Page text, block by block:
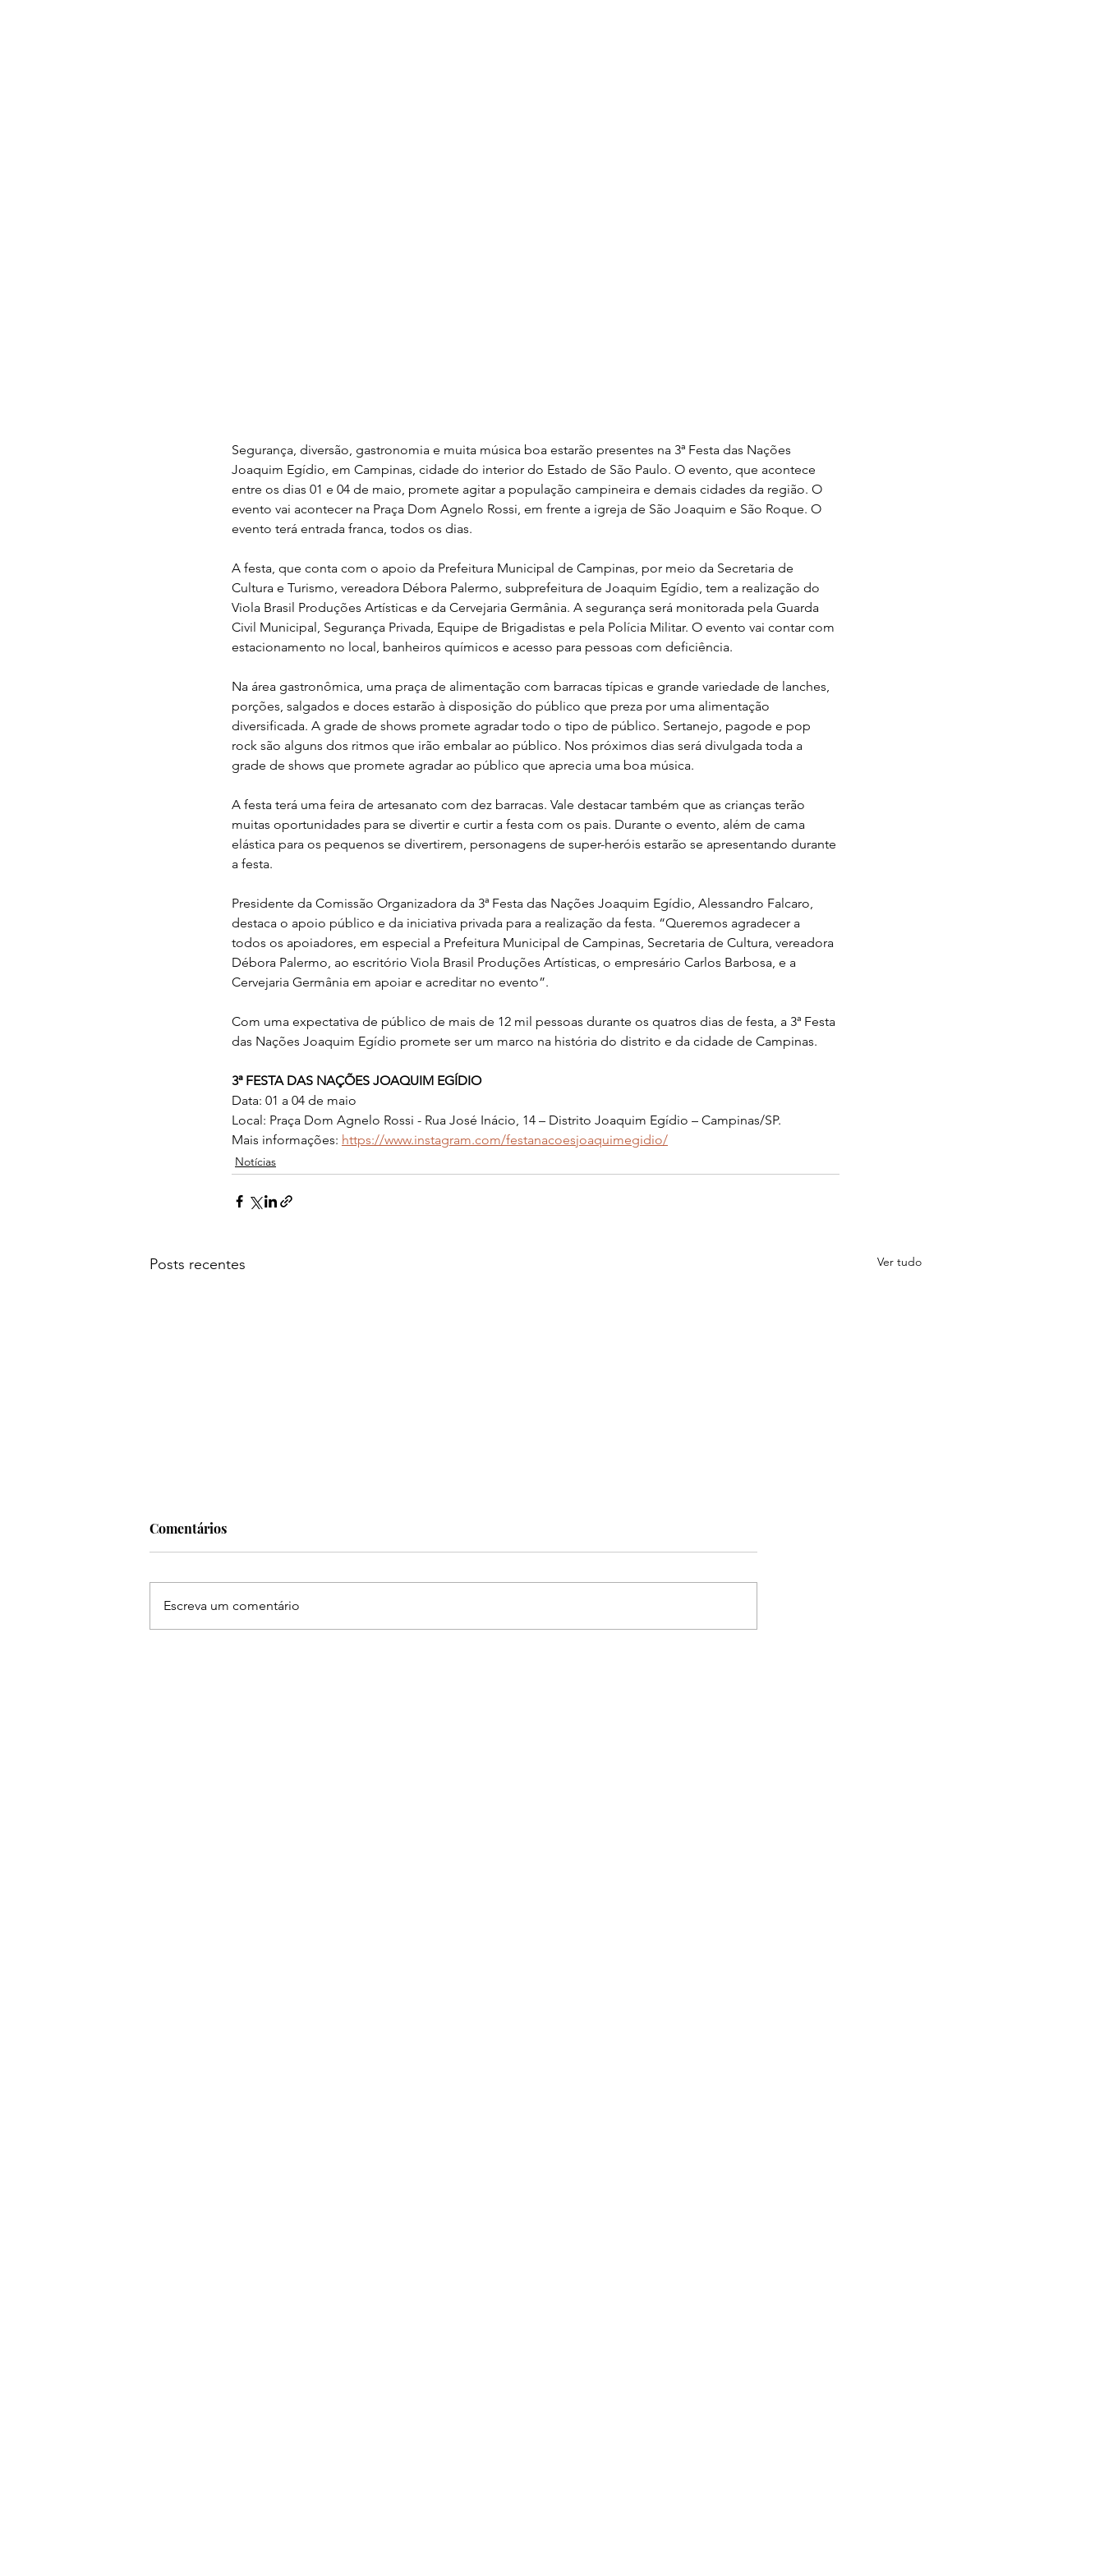
Segurança, diversão, gastronomia e muita música boa estarão presentes na 3ª Festa das Nações
Joaquim Egídio, em Campinas, cidade do interior do Estado de São Paulo. O evento, que acontece
entre os dias 01 e 04 de maio, promete agitar a população campineira e demais cidades da região. O
evento vai acontecer na Praça Dom Agnelo Rossi, em frente a igreja de São Joaquim e São Roque. O
evento terá entrada franca, todos os dias.
A festa, que conta com o apoio da Prefeitura Municipal de Campinas, por meio da Secretaria de
Cultura e Turismo, vereadora Débora Palermo, subprefeitura de Joaquim Egídio, tem a realização do
Viola Brasil Produções Artísticas e da Cervejaria Germânia. A segurança será monitorada pela Guarda
Civil Municipal, Segurança Privada, Equipe de Brigadistas e pela Polícia Militar. O evento vai contar com
estacionamento no local, banheiros químicos e acesso para pessoas com deficiência.
Na área gastronômica, uma praça de alimentação com barracas típicas e grande variedade de lanches,
porções, salgados e doces estarão à disposição do público que preza por uma alimentação
diversificada. A grade de shows promete agradar todo o tipo de público. Sertanejo, pagode e pop
rock são alguns dos ritmos que irão embalar ao público. Nos próximos dias será divulgada toda a
grade de shows que promete agradar ao público que aprecia uma boa música.
A festa terá uma feira de artesanato com dez barracas. Vale destacar também que as crianças terão
muitas oportunidades para se divertir e curtir a festa com os pais. Durante o evento, além de cama
elástica para os pequenos se divertirem, personagens de super-heróis estarão se apresentando durante
a festa.
Presidente da Comissão Organizadora da 3ª Festa das Nações Joaquim Egídio, Alessandro Falcaro,
destaca o apoio público e da iniciativa privada para a realização da festa. “Queremos agradecer a
todos os apoiadores, em especial a Prefeitura Municipal de Campinas, Secretaria de Cultura, vereadora
Débora Palermo, ao escritório Viola Brasil Produções Artísticas, o empresário Carlos Barbosa, e a
Cervejaria Germânia em apoiar e acreditar no evento”.
Com uma expectativa de público de mais de 12 mil pessoas durante os quatros dias de festa, a 3ª Festa
das Nações Joaquim Egídio promete ser um marco na história do distrito e da cidade de Campinas.
3ª FESTA DAS NAÇÕES JOAQUIM EGÍDIO
Data: 01 a 04 de maio
Local: Praça Dom Agnelo Rossi - Rua José Inácio, 14 – Distrito Joaquim Egídio – Campinas/SP.
Mais informações: https://www.instagram.com/festanacoesjoaquimegidio/
Notícias
Posts recentes Ver tudo
Comentários
Escreva um comentário